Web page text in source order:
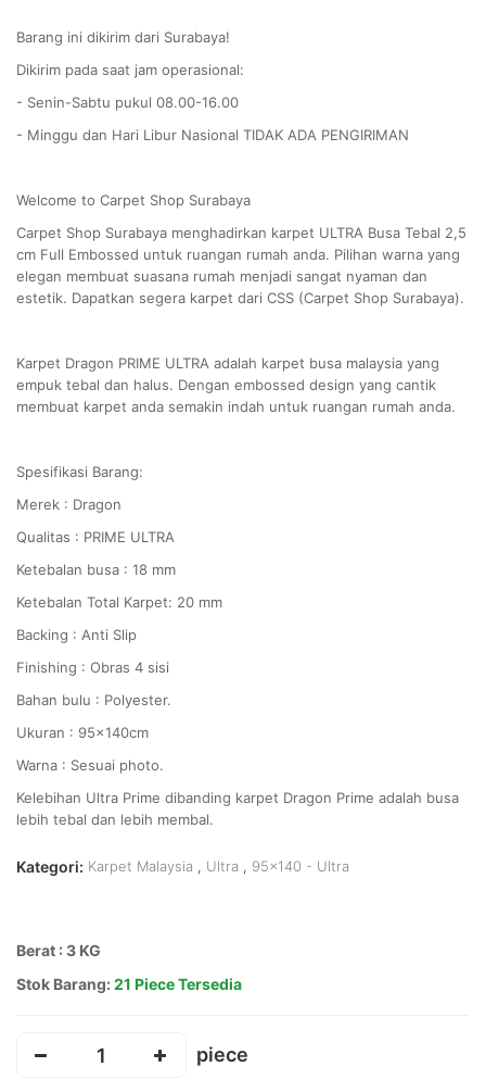
Barang ini dikirim dari Surabaya!
Dikirim pada saat jam operasional:
- Senin-Sabtu pukul 08.00-16.00
- Minggu dan Hari Libur Nasional TIDAK ADA PENGIRIMAN
Welcome to Carpet Shop Surabaya
Carpet Shop Surabaya menghadirkan karpet ULTRA Busa Tebal 2,5
cm Full Embossed untuk ruangan rumah anda. Pilihan warna yang
elegan membuat suasana rumah menjadi sangat nyaman dan
estetik. Dapatkan segera karpet dari CSS (Carpet Shop Surabaya).
Karpet Dragon PRIME ULTRA adalah karpet busa malaysia yang
empuk tebal dan halus. Dengan embossed design yang cantik
membuat karpet anda semakin indah untuk ruangan rumah anda.
Spesifikasi Barang:
Merek : Dragon
Qualitas : PRIME ULTRA
Ketebalan busa : 18 mm
Ketebalan Total Karpet: 20 mm
Backing : Anti Slip
Finishing : Obras 4 sisi
Bahan bulu : Polyester.
Ukuran : 95x140cm
Warna : Sesuai photo.
Kelebihan Ultra Prime dibanding karpet Dragon Prime adalah busa
lebih tebal dan lebih membal.
Kategori: Karpet Malaysia , Ultra , 95x140 - Ultra
Berat : 3 KG
Stok Barang:21 Piece Tersedia